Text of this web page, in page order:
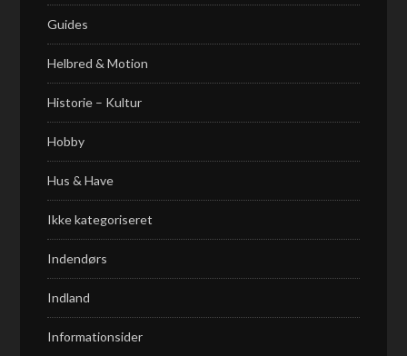
Guides
Helbred & Motion
Historie – Kultur
Hobby
Hus & Have
Ikke kategoriseret
Indendørs
Indland
Informationsider